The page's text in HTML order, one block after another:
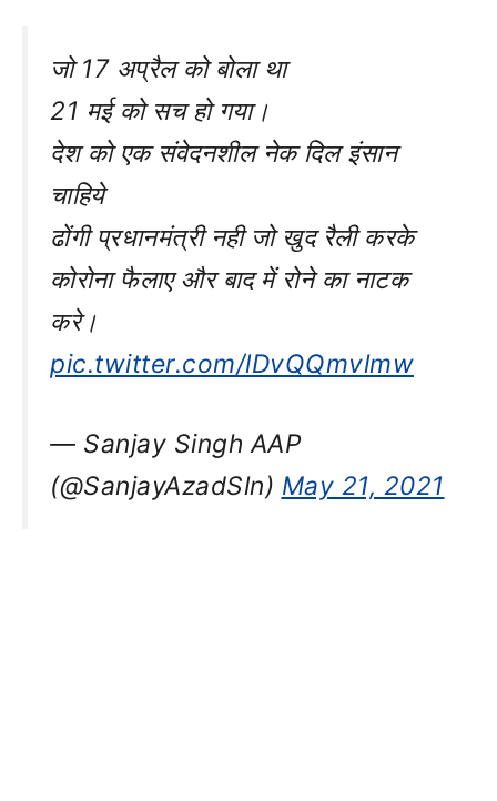
जो 17 अप्रैल को बोला था
21 मई को सच हो गया।
देश को एक संवेदनशील नेक दिल इंसान
चाहिये
ढोंगी प्रधानमंत्री नही जो खुद रैली करके
कोरोना फैलाए और बाद में रोने का नाटक
करे।
pic.twitter.com/lDvQQmvlmw
— Sanjay Singh AAP
(@SanjayAzadSln) May 21, 2021